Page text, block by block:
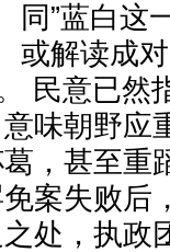
同”蓝白这
或解读成
民意已然
味朝野应
，甚至重
案失败后
处，执政